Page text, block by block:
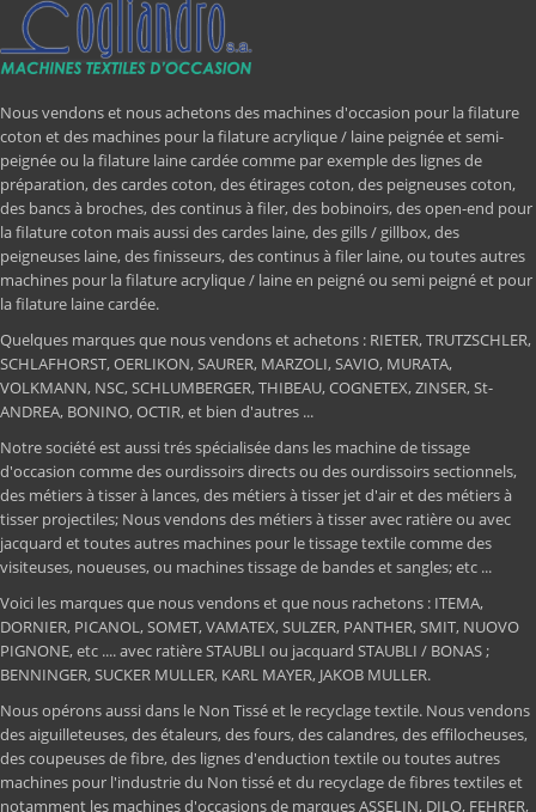
Nous vendons et nous achetons des machines d'occasion pour la filature
coton et des machines pour la filature acrylique / laine peignée et semi-
peignée ou la filature laine cardée comme par exemple des lignes de
préparation, des cardes coton, des étirages coton, des peigneuses coton,
des bancs à broches, des continus à filer, des bobinoirs, des open-end pour
la filature coton mais aussi des cardes laine, des gills / gillbox, des
peigneuses laine, des finisseurs, des continus à filer laine, ou toutes autres
machines pour la filature acrylique / laine en peigné ou semi peigné et pour
la filature laine cardée.
Quelques marques que nous vendons et achetons : RIETER, TRUTZSCHLER,
SCHLAFHORST, OERLIKON, SAURER, MARZOLI, SAVIO, MURATA,
VOLKMANN, NSC, SCHLUMBERGER, THIBEAU, COGNETEX, ZINSER, St-
ANDREA, BONINO, OCTIR, et bien d'autres ...
Notre société est aussi trés spécialisée dans les machine de tissage
d'occasion comme des ourdissoirs directs ou des ourdissoirs sectionnels,
des métiers à tisser à lances, des métiers à tisser jet d'air et des métiers à
tisser projectiles; Nous vendons des métiers à tisser avec ratière ou avec
jacquard et toutes autres machines pour le tissage textile comme des
visiteuses, noueuses, ou machines tissage de bandes et sangles; etc ...
Voici les marques que nous vendons et que nous rachetons : ITEMA,
DORNIER, PICANOL, SOMET, VAMATEX, SULZER, PANTHER, SMIT, NUOVO
PIGNONE, etc .... avec ratière STAUBLI ou jacquard STAUBLI / BONAS ;
BENNINGER, SUCKER MULLER, KARL MAYER, JAKOB MULLER.
Nous opérons aussi dans le Non Tissé et le recyclage textile. Nous vendons
des aiguilleteuses, des étaleurs, des fours, des calandres, des effilocheuses,
des coupeuses de fibre, des lignes d'enduction textile ou toutes autres
machines pour l'industrie du Non tissé et du recyclage de fibres textiles et
notamment les machines d'occasions de marques ASSELIN, DILO, FEHRER,